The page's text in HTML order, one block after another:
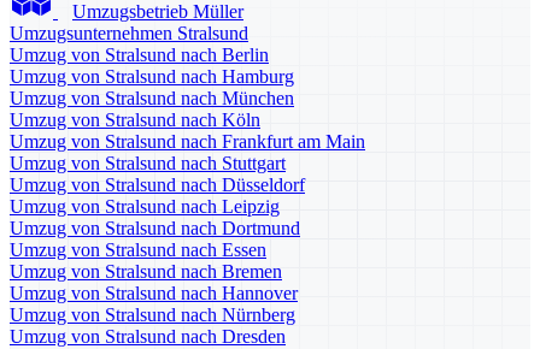
Umzugsbetrieb Müller
Umzugsunternehmen Stralsund
Umzug von Stralsund nach Berlin
Umzug von Stralsund nach Hamburg
Umzug von Stralsund nach München
Umzug von Stralsund nach Köln
Umzug von Stralsund nach Frankfurt am Main
Umzug von Stralsund nach Stuttgart
Umzug von Stralsund nach Düsseldorf
Umzug von Stralsund nach Leipzig
Umzug von Stralsund nach Dortmund
Umzug von Stralsund nach Essen
Umzug von Stralsund nach Bremen
Umzug von Stralsund nach Hannover
Umzug von Stralsund nach Nürnberg
Umzug von Stralsund nach Dresden